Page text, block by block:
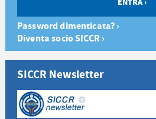
Password dimenticata? ›
Diventa socio SICCR ›
SICCR Newsletter